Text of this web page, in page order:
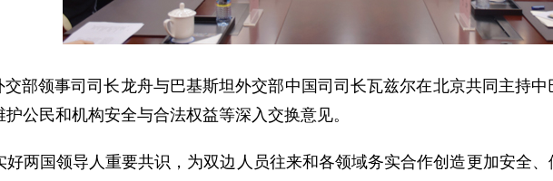
部领事司司长龙舟与巴基斯坦外交部中国司司长瓦兹尔在北京共同主持
公民和机构安全与合法权益等深入交换意见。
好两国领导人重要共识，为双边人员往来和各领域务实合作创造更加安全